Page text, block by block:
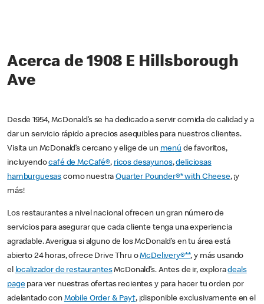
Acerca de 1908 E Hillsborough
Ave
Desde 1954, McDonald’s se ha dedicado a servir comida de calidad y a
dar un servicio rápido a precios asequibles para nuestros clientes.
Visita un McDonald’s cercano y elige de un menú de favoritos,
incluyendocafé de McCafé®, ricos desayunos,deliciosas
hamburguesas como nuestraQuarter Pounder®* with Cheese, ¡y
más!
Los restaurantes a nivel nacional ofrecen un gran número de
servicios para asegurar que cada cliente tenga una experiencia
agradable. Averigua si alguno de los McDonald’s en tu área está
abierto 24 horas, ofrece Drive Thru oMcDelivery®**, y más usando
el localizador de restaurantesMcDonald’s. Antes de ir, exploradeals
pagepara ver nuestras ofertas recientes y para hacer tu orden por
adelantado con Mobile Order & Pay†, ¡disponible exclusivamente en el